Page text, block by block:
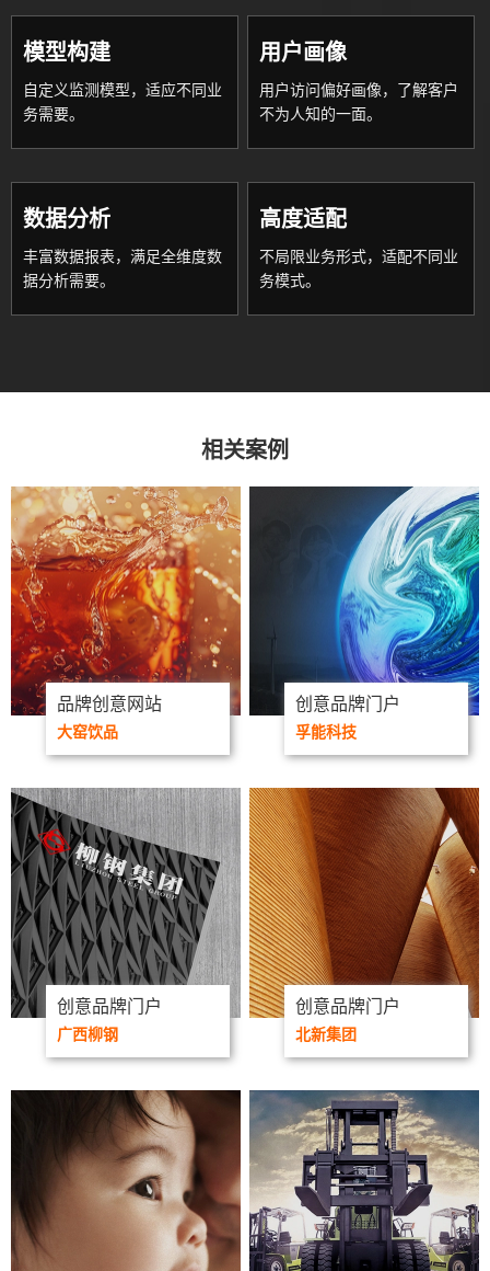
模型构建
自定义监测模型，适应不同业
务需要。
用户画像
用户访问偏好画像，了解客户
不为人知的一面。
数据分析
丰富数据报表，满足全维度数
据分析需要。
高度适配
不局限业务形式，适配不同业
务模式。
相关案例
品牌创意网站
大窑饮品
创意品牌门户
孚能科技
创意品牌门户
广西柳钢
创意品牌门户
北新集团